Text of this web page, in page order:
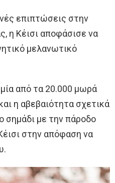
επιπτώσεις στην
η Κέισι αποφάσισε να
μελανωτικό
από τα 20.000 μωρά
η αβεβαιότητα σχετικά
σημάδι με την πάροδο
στην απόφαση να